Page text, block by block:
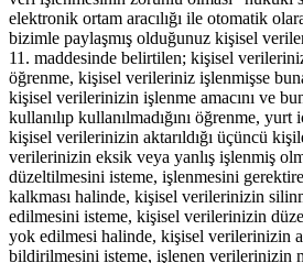
elektronik ortam aracılığı ile otomatik
bizimle paylaşmış olduğunuz kişisel
11. maddesinde belirtilen; kişisel
öğrenme, kişisel verileriniz işlenmişse
kişisel verilerinizin işlenme amacını ve
kullanılıp kullanılmadığını öğrenme, yurt
kişisel verilerinizin aktarıldığı üçüncü
verilerinizin eksik veya yanlış işlenmiş
düzeltilmesini isteme, işlenmesini
kalkması halinde, kişisel verilerinizin
edilmesini isteme, kişisel verilerinizin
yok edilmesi halinde, kişisel verilerinizin
bildirilmesini isteme, işlenen verilerinizin